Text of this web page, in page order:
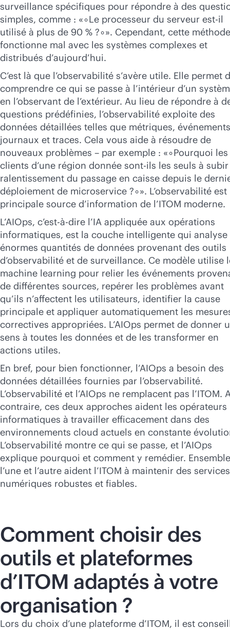
surveillance spécifiques pour répondre à des
simples, comme : «∘Le processeur du serveur est-il
utilisé à plus de 90 % ?∘». Cependant, cette méthode
fonctionne mal avec les systèmes complexes et
distribués d’aujourd’hui.
C’est là que l’observabilité s’avère utile. Elle permet
comprendre ce qui se passe à l’intérieur d’un
en l’observant de l’extérieur. Au lieu de répondre à
questions prédéfinies, l’observabilité exploite des
données détaillées telles que métriques,
journaux et traces. Cela vous aide à résoudre de
nouveaux problèmes – par exemple : «∘Pourquoi les
clients d’une région donnée sont-ils les seuls à
ralentissement du passage en caisse depuis le
déploiement de microservice ?∘». L’observabilité est
principale source d’information de l’ITOM moderne.
L’AIOps, c’est-à-dire l’IA appliquée aux opérations
informatiques, est la couche intelligente qui analyse
énormes quantités de données provenant des outils
d’observabilité et de surveillance. Ce modèle utilise
machine learning pour relier les événements
de différentes sources, repérer les problèmes avant
qu’ils n’affectent les utilisateurs, identifier la cause
principale et appliquer automatiquement les
correctives appropriées. L’AIOps permet de donner
sens à toutes les données et de les transformer en
actions utiles.
En bref, pour bien fonctionner, l’AIOps a besoin des
données détaillées fournies par l’observabilité.
L’observabilité et l’AIOps ne remplacent pas l’ITOM.
contraire, ces deux approches aident les opérateurs
informatiques à travailler efficacement dans des
environnements cloud actuels en constante
L’observabilité montre ce qui se passe, et l’AIOps
explique pourquoi et comment y remédier.
l’une et l’autre aident l’ITOM à maintenir des services
numériques robustes et fiables.
Comment choisir des
outils et plateformes
d’ITOM adaptés à votre
organisation ?
Lors du choix d’une plateforme d’ITOM, il est